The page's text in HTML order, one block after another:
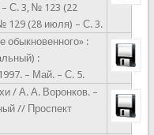
С. 3, № 123 (22
129 (28 июля) – С. 3.
обыкновенного» :
:
– Май. – С. 5.
/ А. А. Воронков. –
// Проспект